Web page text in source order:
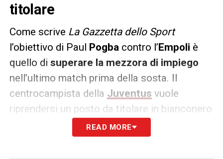
titolare
Come scrive La Gazzetta dello Sport
l’obiettivo di Paul Pogbacontro l’Empoli è
quello di superare la mezzora di impiego
nell’ultimo match prima della sosta. Il
centrocampista della Juventus vuole
riprendersi un posto da titolare in bianconero
per dimostrare di non essere un giocatore
finito. Per questo finora ha chiuso a
READ MORE